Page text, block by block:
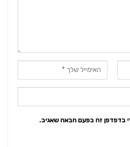
בדפדפן זה בפעם הבאה שאגיב.